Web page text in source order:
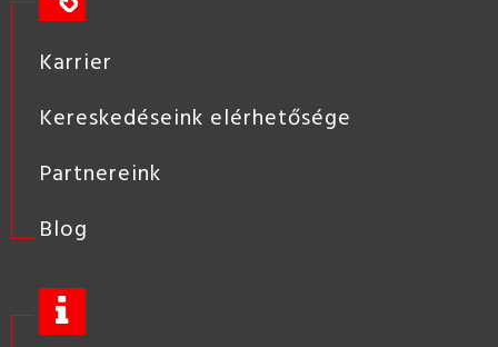
Karrier
Kereskedéseink elérhetősége
Partnereink
Blog